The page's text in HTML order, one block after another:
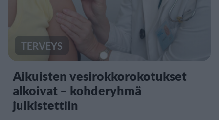
TERVEYS
Aikuisten vesirokkorokotukset
alkoivat – kohderyhmä
julkistettiin